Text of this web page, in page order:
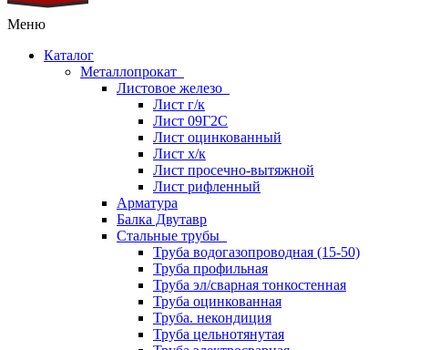
Меню
Каталог
Металлопрокат
Листовое железо
Лист г/к
Лист 09Г2С
Лист оцинкованный
Лист х/к
Лист просечно-вытяжной
Лист рифленный
Арматура
Балка Двутавр
Стальные трубы
Труба водогазопроводная (15-50)
Труба профильная
Труба эл/сварная тонкостенная
Труба оцинкованная
Труба. некондиция
Труба цельнотянутая